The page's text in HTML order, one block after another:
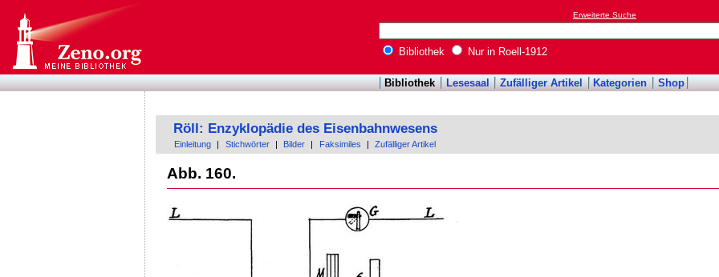
Erweiterte Suche
Bibliothek Nur in Roell-1912
Bibliothek Lesesaal Zufälliger Artikel Kategorien Shop
Röll: Enzyklopädie des Eisenbahnwesens
Einleitung Stichwörter Bilder Faksimiles Zufälliger Artikel
Abb. 160.